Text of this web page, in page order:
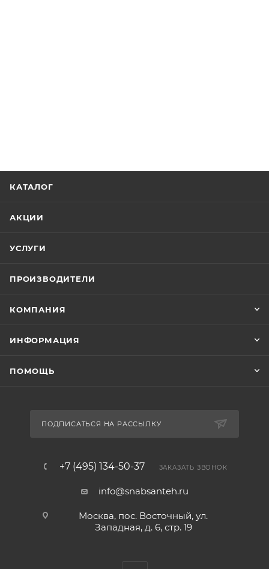
КАТАЛОГ
АКЦИИ
УСЛУГИ
ПРОИЗВОДИТЕЛИ
КОМПАНИЯ
ИНФОРМАЦИЯ
ПОМОЩЬ
ПОДПИСАТЬСЯ НА РАССЫЛКУ
+7 (495) 134-50-37 ЗАКАЗАТЬ ЗВОНОК
info@snabsanteh.ru
Москва, пос. Восточный, ул.
Западная, д. 6, стр. 19